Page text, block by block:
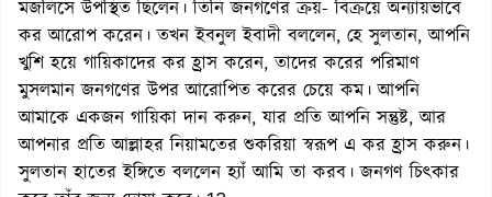
মজলিসে উপস্থিত ছিলেন। তিনি জনগণের ক্রয়- বিক্রয়ে অন্যায়ভাবে
কর আরোপ করেন। তখন ইবনুল ইবাদী বললেন, হে সুলতান, আপনি
খুশি হয়ে গায়িকাদের কর হ্রাস করেন, তাদের করের পরিমাণ
মুসলমান জনগণের উপর আরোপিত করের চেয়ে কম। আপনি
আমাকে একজন গায়িকা দান করুন, যার প্রতি আপনি সন্তুষ্ট, আর
আপনার প্রতি আল্লাহর নিয়ামতের শুকরিয়া স্বরূপ এ কর হ্রাস করুন।
সুলতান হাতের ইঙ্গিতে বললেন হ্যাঁ আমি তা করব। জনগণ চিৎকার